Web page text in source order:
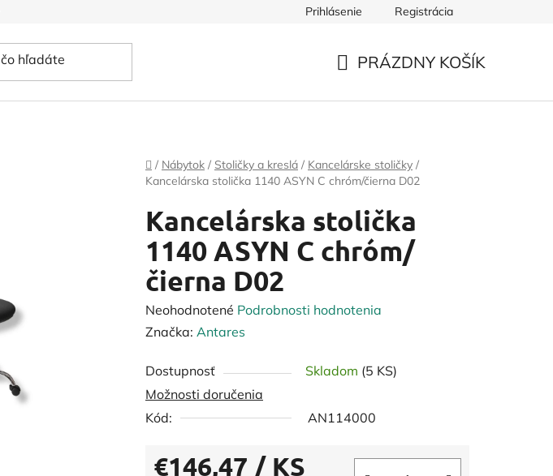
Prihlásenie Registrácia
PRÁZDNY KOŠÍK
Domov
/ Nábytok / Stoličky a kreslá / Kancelárske stoličky /
Kancelárska stolička 1140 ASYN C chróm/čierna D02
Kancelárska stolička
1140 ASYN C chróm/
čierna D02
Priemerné
hodnotenie
je
0,0
z
hviezdičiek.
Neohodnotené Podrobnosti hodnotenia
Značka: Antares
Dostupnosť Skladom (5 KS)
Možnosti doručenia
Kód:
AN114000
€146,47 / KS